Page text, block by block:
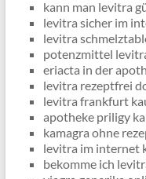
kann man levitra
levitra sicher im
levitra
potenzmittel
eriacta in der
levitra rezeptfrei
levitra frankfurt
apotheke priligy
kamagra ohne
levitra im internet
bekomme ich